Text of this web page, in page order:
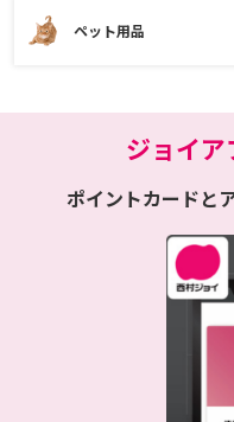
ペット用品
ジョイ
ポイントカードと